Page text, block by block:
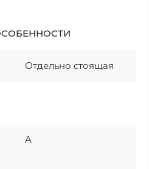
Отдельно стоящая
A